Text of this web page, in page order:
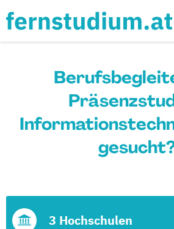
3 Hochschulen